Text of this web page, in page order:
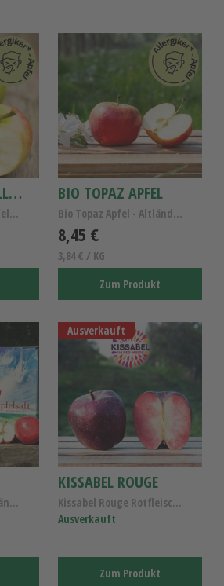
PROBIERPAKET ALLERGIKER-ÄPFEL 4 SORTEN
Altländer Äpfel für Apfelallergiker, Probierpaket ...
BIO TOPAZ APFEL
Bio Topaz Apfel - Altländer Bio- Äpfel Kl.I
8,45 €
3,84 € / KG
Zum Produkt
5 Liter Bag in Box, Altländer Apfelsaft naturtrüb
Ausverkauft
KISSABEL ROUGE
Kissabel Rouge Rotfleischige Apfelsorte – Altlände...
Ausverkauft
Zum Produkt